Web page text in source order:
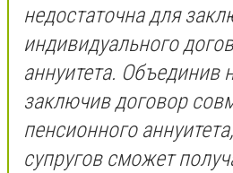
недостаточна для
индивидуального
аннуитета. Объединив
заключив договор
пенсионного
супругов сможет